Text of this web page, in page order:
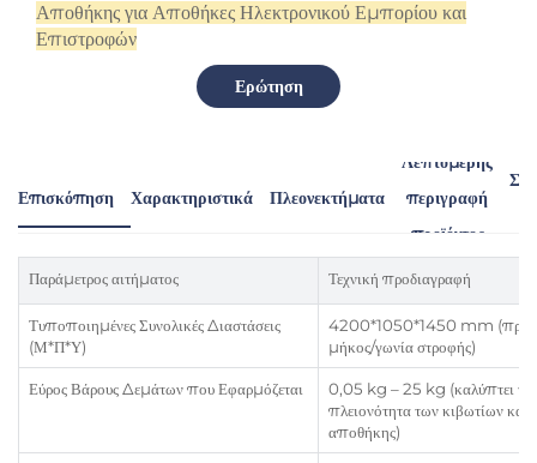
Αποθήκης για Αποθήκες Ηλεκτρονικού Εμπορίου και
Επιστροφών
Ερώτηση
Επισκόπηση Χαρακτηριστικά Πλεονεκτήματα
Λεπτομερής
περιγραφή
προϊόντος
Παράμετρος αιτήματος Τεχνική προδιαγραφή
Τυποποιημένες Συνολικές Διαστάσεις
(Μ*Π*Υ)
4200*1050*1450 mm
μήκος/γωνία στροφής)
Εύρος Βάρους Δεμάτων που Εφαρμόζεται
0,05 kg – 25 kg (καλύπτει
πλειονότητα των κιβωτίων και
αποθήκης)